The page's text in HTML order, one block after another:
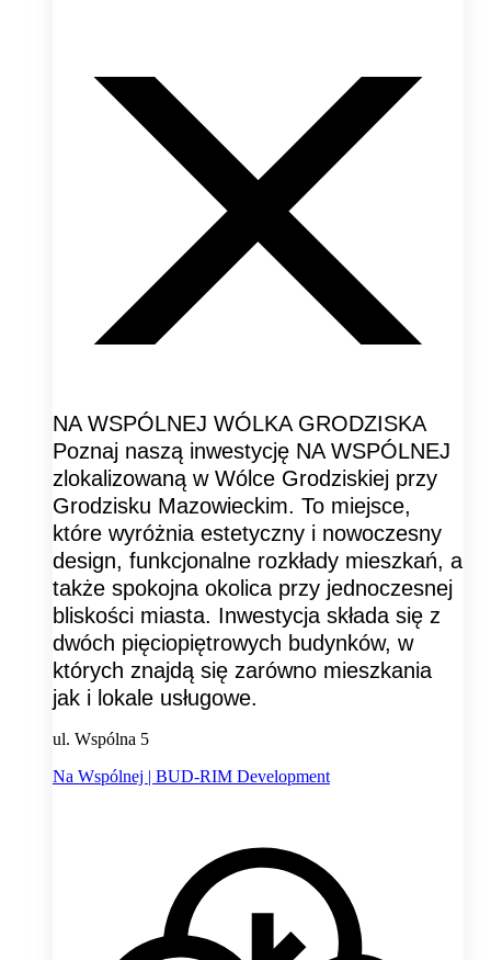
NA WSPÓLNEJ WÓLKA GRODZISKA
Poznaj naszą inwestycję NA WSPÓLNEJ
zlokalizowaną w Wólce Grodziskiej przy
Grodzisku Mazowieckim. To miejsce,
które wyróżnia estetyczny i nowoczesny
design, funkcjonalne rozkłady mieszkań, a
także spokojna okolica przy jednoczesnej
bliskości miasta. Inwestycja składa się z
dwóch pięciopiętrowych budynków, w
których znajdą się zarówno mieszkania
jak i lokale usługowe.
ul. Wspólna 5
Na Wspólnej | BUD-RIM Development